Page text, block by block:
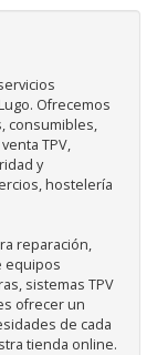
Ofrecemos
consumibles,
TPV,
y
hostelería
reparación,
equipos
sistemas TPV
ofrecer un
de cada
tienda online.